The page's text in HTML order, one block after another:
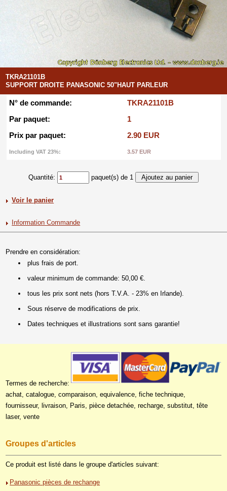
TKRA21101B
SUPPORT DROITE PANASONIC 50"HAUT PARLEUR
N° de commande:
TKRA21101B
Par paquet:
1
Prix par paquet:
2.90 EUR
Including VAT 23%: 3.57 EUR
Quantité: paquet(s) de 1
Voir le panier
Information Commande
Prendre en considération:
plus frais de port.
valeur minimum de commande: 50,00 €.
tous les prix sont nets (hors T.V.A. - 23% en Irlande).
Sous réserve de modifications de prix.
Dates techniques et illustrations sont sans garantie!
Termes de recherche:
achat, catalogue, comparaison, equivalence, fiche technique,
fournisseur, livraison, Paris, pièce detachée, recharge, substitut, tête
laser, vente
Groupes d'articles
Ce produit est listé dans le groupe d'articles suivant:
Panasonic pièces de rechange